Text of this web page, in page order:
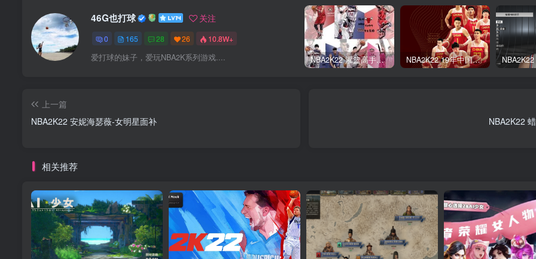
46G也打球 关注
0 165 28 26 10.8W+
爱打球的妹子，爱玩NBA2K系列游戏.... NBA2K22 灌篮高手面补合集 NBA2K22 19年中国队面补合集
上一篇
NBA2K22 安妮海瑟薇-女明星面补
NBA2K22
相关推荐